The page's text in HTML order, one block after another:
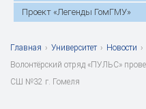
Проект «Легенды ГомГМУ»
Главная › Университет › Новости ›
Волонтёрский отряд «ПУЛЬС»
СШ №32 г. Гомеля